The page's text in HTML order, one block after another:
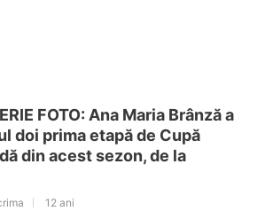
FOTO: Ana Maria Brânză a
doi prima etapă de Cupă
din acest sezon, de la
12 ani